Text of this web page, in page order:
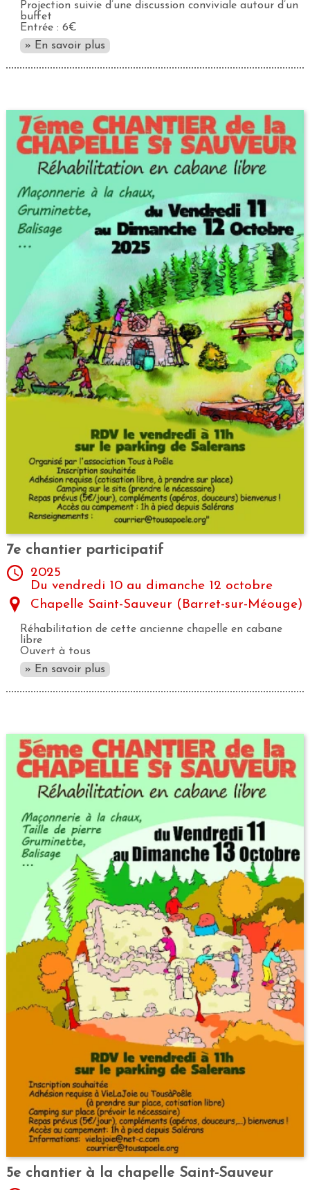
Projection suivie d’une discussion conviviale autour d’un
buffet
Entrée : 6€
» En savoir plus
7e chantier participatif
2025
Du vendredi 10 au dimanche 12 octobre
Chapelle Saint-Sauveur (Barret-sur-Méouge)
Réhabilitation de cette ancienne chapelle en cabane
libre
Ouvert à tous
» En savoir plus
5e chantier à la chapelle Saint-Sauveur